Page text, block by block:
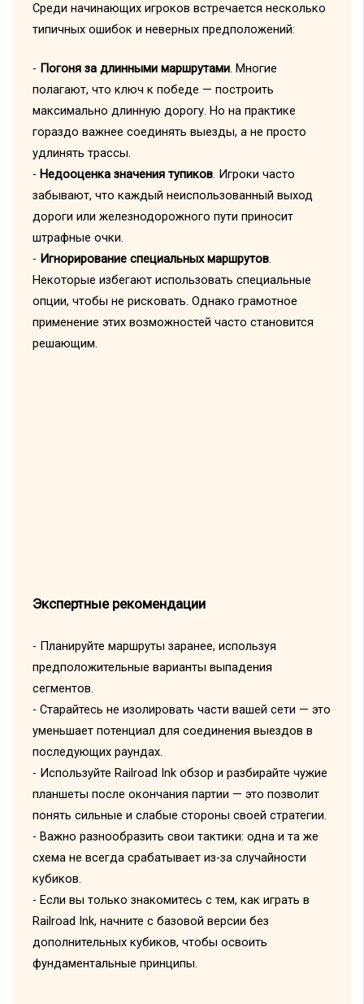
Среди начинающих игроков встречается несколько
типичных ошибок и неверных предположений:
- Погоня за длинными маршрутами. Многие
полагают, что ключ к победе — построить
максимально длинную дорогу. Но на практике
гораздо важнее соединять выезды, а не просто
удлинять трассы.
- Недооценка значения тупиков. Игроки часто
забывают, что каждый неиспользованный выход
дороги или железнодорожного пути приносит
штрафные очки.
- Игнорирование специальных маршрутов.
Некоторые избегают использовать специальные
опции, чтобы не рисковать. Однако грамотное
применение этих возможностей часто становится
решающим.
Экспертные рекомендации
- Планируйте маршруты заранее, используя
предположительные варианты выпадения
сегментов.
- Старайтесь не изолировать части вашей сети — это
уменьшает потенциал для соединения выездов в
последующих раундах.
- Используйте Railroad Ink обзор и разбирайте чужие
планшеты после окончания партии — это позволит
понять сильные и слабые стороны своей стратегии.
- Важно разнообразить свои тактики: одна и та же
схема не всегда срабатывает из-за случайности
кубиков.
- Если вы только знакомитесь с тем, как играть в
Railroad Ink, начните с базовой версии без
дополнительных кубиков, чтобы освоить
фундаментальные принципы.